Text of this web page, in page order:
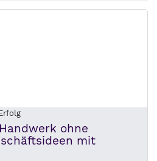
ohne
mit